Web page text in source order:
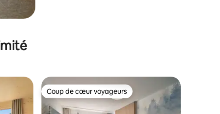
appréciés Coup de cœur voyageurs
Coup de cœur voyageurs